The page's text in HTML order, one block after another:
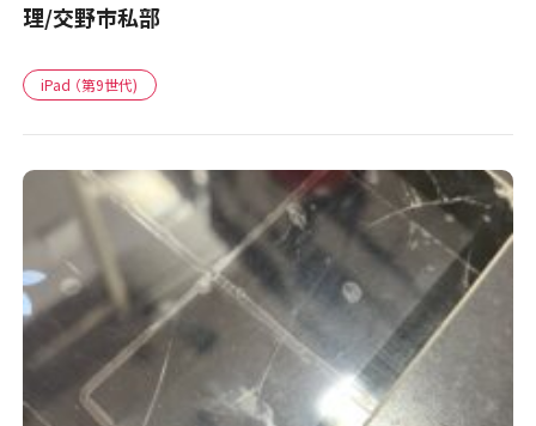
理/交野市私部
iPad （第9世代)